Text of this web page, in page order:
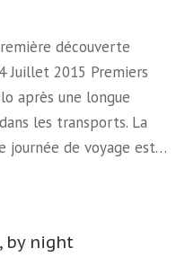
découverte
Juillet 2015 Premiers
après une longue
les transports. La
journée de voyage est…
by night